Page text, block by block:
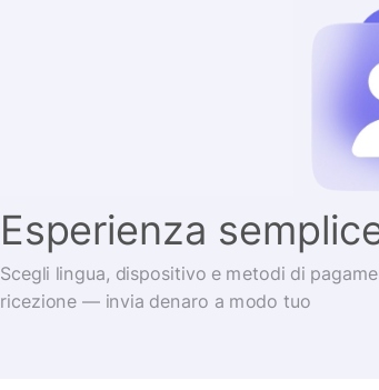
Esperienza
Scegli lingua, dispositivo e metodi di
ricezione — invia denaro a modo tuo